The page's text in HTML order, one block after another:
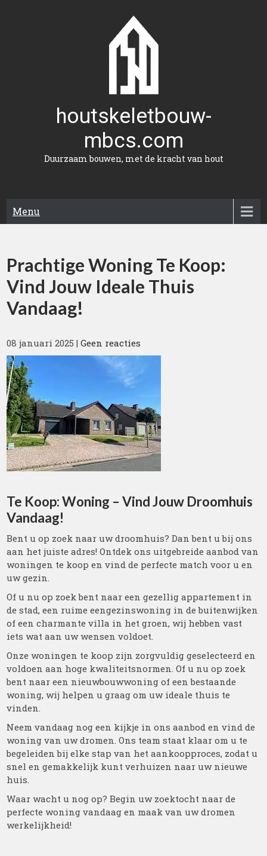
houtskeletbouw-
mbcs.com
Duurzaam bouwen, met de kracht van hout
Menu
Prachtige Woning Te Koop:
Vind Jouw Ideale Thuis
Vandaag!
08 januari 2025 |Geen reacties
Te Koop: Woning – Vind Jouw Droomhuis
Vandaag!
Bent u op zoek naar uw droomhuis? Dan bent u bij ons
aan het juiste adres! Ontdek ons uitgebreide aanbod van
woningen te koop en vind de perfecte match voor u en
uw gezin.
Of u nu op zoek bent naar een gezellig appartement in
de stad, een ruime eengezinswoning in de buitenwijken
of een charmante villa in het groen, wij hebben vast
iets wat aan uw wensen voldoet.
Onze woningen te koop zijn zorgvuldig geselecteerd en
voldoen aan hoge kwaliteitsnormen. Of u nu op zoek
bent naar een nieuwbouwwoning of een bestaande
woning, wij helpen u graag om uw ideale thuis te
vinden.
Neem vandaag nog een kijkje in ons aanbod en vind de
woning van uw dromen. Ons team staat klaar om u te
begeleiden bij elke stap van het aankoopproces, zodat u
snel en gemakkelijk kunt verhuizen naar uw nieuwe
huis.
Waar wacht u nog op? Begin uw zoektocht naar de
perfecte woning vandaag en maak van uw dromen
werkelijkheid!